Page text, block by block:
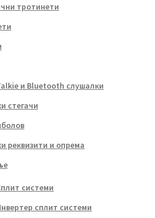
тротинети
и Bluetooth слушалки
стегачи
реквизити и опрема
системи
сплит системи